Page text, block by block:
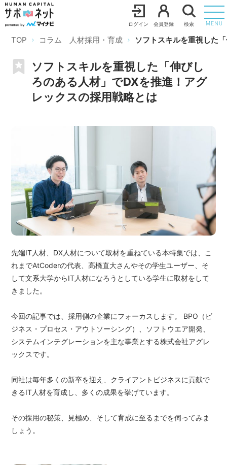
ログイン 会員登録 検索 MENU
TOP コラム 人材採用・育成 ソフトスキルを重視した
ソフトスキルを重視した「伸びし
ろのある人材」でDXを推進！アグ
レックスの採用戦略とは
先端IT人材、DX人材について取材を重ねている本特集では、こ
れまでAtCoderの代表、高橋直大さんやその学生ユーザー、そ
して文系大学からIT人材になろうとしている学生に取材をして
きました。
今回の記事では、採用側の企業にフォーカスします。 BPO（ビ
ジネス・プロセス・アウトソーシング）、ソフトウエア開発、
システムインテグレーションを主な事業とする株式会社アグレ
ックスです。
同社は毎年多くの新卒を迎え、クライアントビジネスに貢献で
きるIT人材を育成し、多くの成果を挙げています。
その採用の秘策、見極め、そして育成に至るまでを伺ってみま
しょう。